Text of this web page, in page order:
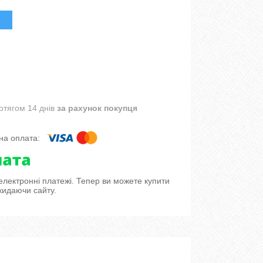
14 днів за рахунок покупця
платежі. Тепер ви можете купити
сайту.